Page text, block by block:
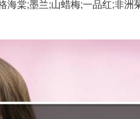
海棠;墨兰;山蜡梅;一品红;非